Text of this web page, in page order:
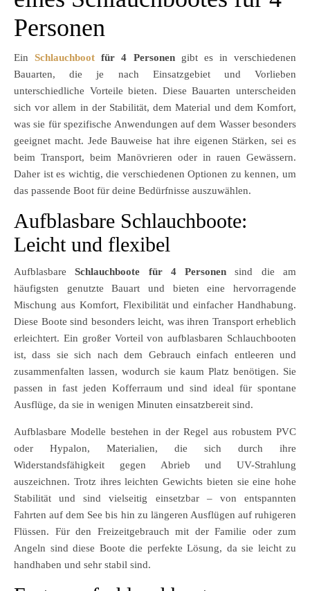
Personen
EinSchlauchboot für 4 Personengibt es in verschiedenen
Bauarten, die je nach Einsatzgebiet und Vorlieben
unterschiedliche Vorteile bieten. Diese Bauarten unterscheiden
sich vor allem in der Stabilität, dem Material und dem Komfort,
was sie für spezifische Anwendungen auf dem Wasser besonders
geeignet macht. Jede Bauweise hat ihre eigenen Stärken, sei es
beim Transport, beim Manövrieren oder in rauen Gewässern.
Daher ist es wichtig, die verschiedenen Optionen zu kennen, um
das passende Boot für deine Bedürfnisse auszuwählen.
Aufblasbare Schlauchboote:
Leicht und flexibel
AufblasbareSchlauchboote für 4 Personen sind die am
häufigsten genutzte Bauart und bieten eine hervorragende
Mischung aus Komfort, Flexibilität und einfacher Handhabung.
Diese Boote sind besonders leicht, was ihren Transport erheblich
erleichtert. Ein großer Vorteil von aufblasbaren Schlauchbooten
ist, dass sie sich nach dem Gebrauch einfach entleeren und
zusammenfalten lassen, wodurch sie kaum Platz benötigen. Sie
passen in fast jeden Kofferraum und sind ideal für spontane
Ausflüge, da sie in wenigen Minuten einsatzbereit sind.
Aufblasbare Modelle bestehen in der Regel aus robustem PVC
oder Hypalon, Materialien, die sich durch ihre
Widerstandsfähigkeit gegen Abrieb und UV-Strahlung
auszeichnen. Trotz ihres leichten Gewichts bieten sie eine hohe
Stabilität und sind vielseitig einsetzbar – von entspannten
Fahrten auf dem See bis hin zu längeren Ausflügen auf ruhigeren
Flüssen. Für den Freizeitgebrauch mit der Familie oder zum
Angeln sind diese Boote die perfekte Lösung, da sie leicht zu
handhaben und sehr stabil sind.